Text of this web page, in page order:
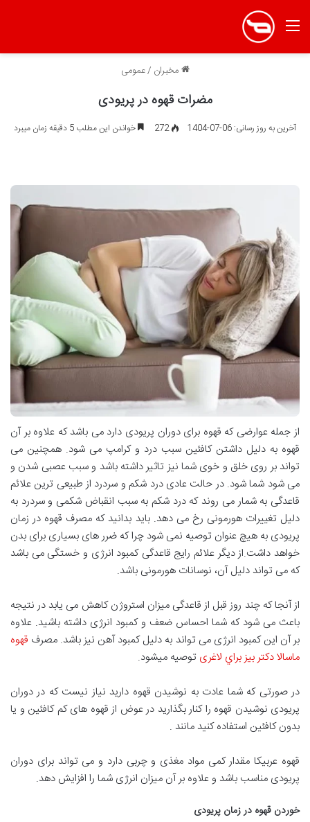
منو
مخبران /عمومی
مضرات قهوه در پریودی
آخرین به روز رسانی: 06-07-1404 272 خواندن این مطلب 5 دقیقه زمان میبرد
از جمله عوارضی که قهوه برای دوران پریودی دارد می باشد که علاوه بر آن
قهوه به دلیل داشتن کافئین سبب درد و کرامپ می شود. همچنین می
تواند بر روی خلق و خوی شما نیز تاثیر داشته باشد و سبب عصبی شدن و
می شود شما شود. در حالت عادی درد شکم و سردرد از طبیعی ترین علائم
قاعدگی به شمار می روند که درد شکم به سبب انقباض شکمی و سردرد به
دلیل تغییرات هورمونی رخ می دهد. باید بدانید که مصرف قهوه در زمان
پریودی به هیچ عنوان توصیه نمی شود چرا که ضرر های بسیاری برای بدن
خواهد داشت.از دیگر علائم رایج قاعدگی کمبود انرژی و خستگی می باشد
که می تواند دلیل آن، نوسانات هورمونی باشد.
از آنجا که چند روز قبل از قاعدگی میزان استروژن کاهش می یابد در نتیجه
باعث می شود که شما احساس ضعف و کمبود انرژی داشته باشید. علاوه
بر آن این کمبود انرژی می تواند به دلیل کمبود آهن نیز باشد. مصرف قهوه
ماسالا دکتر بيز براي لاغری توصیه میشود.
در صورتی که شما عادت به نوشیدن قهوه دارید نیاز نیست که در دوران
پریودی نوشیدن قهوه را کنار بگذارید در عوض از قهوه های کم کافئین و یا
بدون کافئین استفاده کنید مانند .
قهوه عربیکا مقدار کمی مواد مغذی و چربی دارد و می تواند برای دوران
پریودی مناسب باشد و علاوه بر آن میزان انرژی شما را افزایش دهد.
خوردن قهوه در زمان پریودی